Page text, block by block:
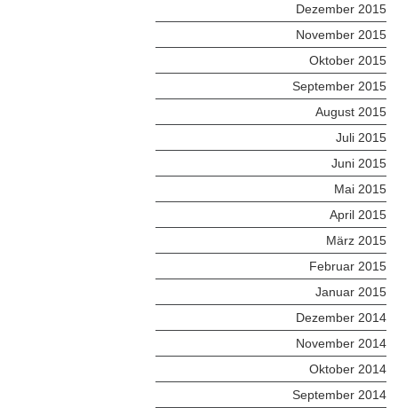
Dezember 2015
November 2015
Oktober 2015
September 2015
August 2015
Juli 2015
Juni 2015
Mai 2015
April 2015
März 2015
Februar 2015
Januar 2015
Dezember 2014
November 2014
Oktober 2014
September 2014